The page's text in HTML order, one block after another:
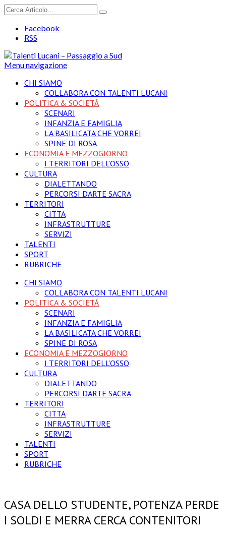
Facebook
RSS
Menu navigazione
CHI SIAMO
COLLABORA CON TALENTI LUCANI
POLITICA & SOCIETÁ
SCENARI
INFANZIA E FAMIGLIA
LA BASILICATA CHE VORREI
SPINE DI ROSA
ECONOMIA E MEZZOGIORNO
I TERRITORI DELL’OSSO
CULTURA
DIALETTANDO
PERCORSI D’ARTE SACRA
TERRITORI
CITTA
INFRASTRUTTURE
SERVIZI
TALENTI
SPORT
RUBRICHE
CHI SIAMO
COLLABORA CON TALENTI LUCANI
POLITICA & SOCIETÁ
SCENARI
INFANZIA E FAMIGLIA
LA BASILICATA CHE VORREI
SPINE DI ROSA
ECONOMIA E MEZZOGIORNO
I TERRITORI DELL’OSSO
CULTURA
DIALETTANDO
PERCORSI D’ARTE SACRA
TERRITORI
CITTA
INFRASTRUTTURE
SERVIZI
TALENTI
SPORT
RUBRICHE
CASA DELLO STUDENTE, POTENZA PERDE
I SOLDI E MERRA CERCA CONTENITORI